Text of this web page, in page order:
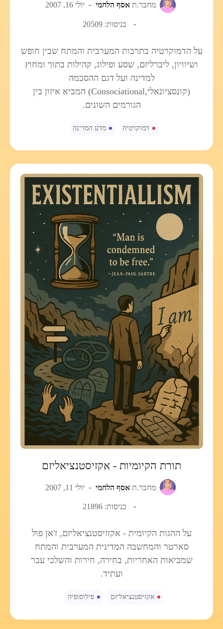
מחבר.ת אסף הלחמי יולי 16, 2007
כניסות: 20509
על הדמוקרטיה בתרבות המערבית והמתח שבין חופש
ושיוויון, ליברליזם, שסע ופילוג, קהילות בתוך ומחוץ
למדינה ועל דגם ההסכמה
(קונסציונאלי,Consociational) המביא איזון בין
הגורמים השונים.
דמוקרטיה מדע המדינה
תורת הקיומיות - אקזיסטנציאליזם
מחבר.ת אסף הלחמי יולי 11, 2007
כניסות: 21896
על ההגות הקיומית - אקזזיסטנציאליזם, ז'אן פול
סארטר והמחשבה המדינית המערבית והמתח
שמביאות האחריות, בחירה, חירות והשלכי עבר
ועתיד.
אקזיסטנציאליזם פילוסופיה